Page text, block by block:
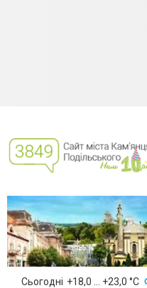
Сьогодні +18,0 ... +23,0 °С